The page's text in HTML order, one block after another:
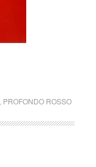
PROFONDO ROSSO